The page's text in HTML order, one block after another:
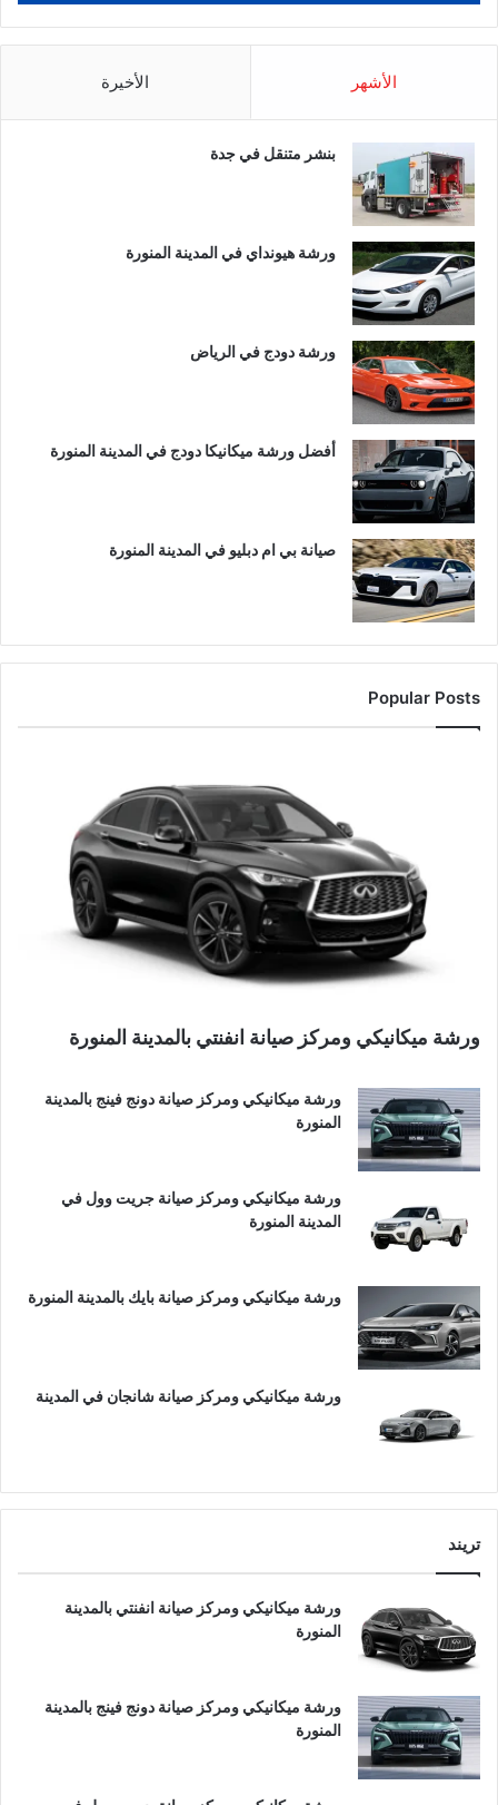
الأشهر الأخيرة
بنشر متنقل في جدة
ورشة هيونداي في المدينة المنورة
ورشة دودج في الرياض
أفضل ورشة ميكانيكا دودج في المدينة المنورة
صيانة بي ام دبليو في المدينة المنورة
Popular Posts
ورشة ميكانيكي ومركز صيانة انفنتي بالمدينة المنورة
ورشة ميكانيكي ومركز صيانة دونج فينج بالمدينة
المنورة
ورشة ميكانيكي ومركز صيانة جريت وول في
المدينة المنورة
ورشة ميكانيكي ومركز صيانة بايك بالمدينة المنورة
ورشة ميكانيكي ومركز صيانة شانجان في المدينة
تريند
ورشة ميكانيكي ومركز صيانة انفنتي بالمدينة
المنورة
ورشة ميكانيكي ومركز صيانة دونج فينج بالمدينة
المنورة